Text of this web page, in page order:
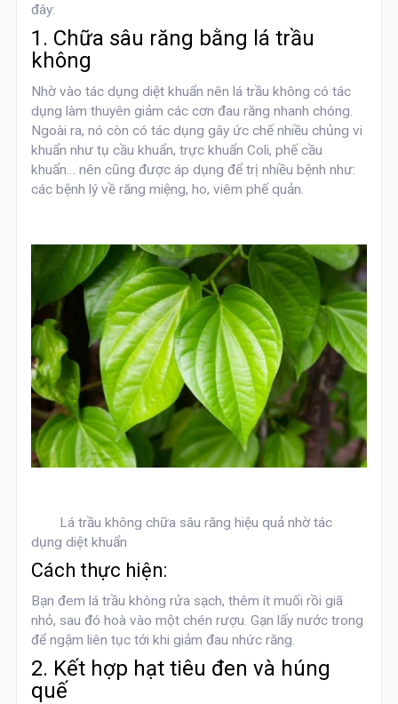
đây:
1. Chữa sâu răng bằng lá trầu
không
Nhờ vào tác dụng diệt khuẩn nên lá trầu không có tác
dụng làm thuyên giảm các cơn đau răng nhanh chóng.
Ngoài ra, nó còn có tác dụng gây ức chế nhiều chủng vi
khuẩn như tụ cầu khuẩn, trực khuẩn Coli, phế cầu
khuẩn… nên cũng được áp dụng để trị nhiều bệnh như:
các bệnh lý về răng miệng, ho, viêm phế quản.
Lá trầu không chữa sâu răng hiệu quả nhờ tác
dụng diệt khuẩn
Cách thực hiện:
Bạn đem lá trầu không rửa sạch, thêm ít muối rồi giã
nhỏ, sau đó hoà vào một chén rượu. Gạn lấy nước trong
để ngậm liên tục tới khi giảm đau nhức răng.
2. Kết hợp hạt tiêu đen và húng
quế